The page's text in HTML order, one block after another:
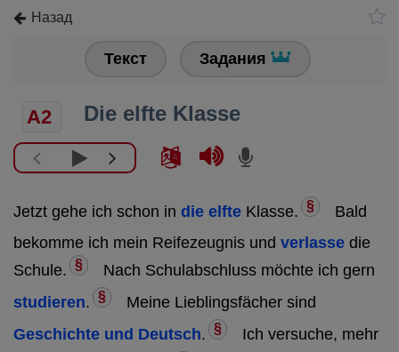
Назад
Текст Задания
A2 Die elfte Klasse
Jetzt gehe ich schon in die elfte Klasse. §
Bald
bekomme ich mein Reifezeugnis und verlasse die
Schule. §
Nach Schulabschluss möchte ich gern
studieren. §
Meine Lieblingsfächer sind
Geschichte und Deutsch. §
Ich versuche, mehr